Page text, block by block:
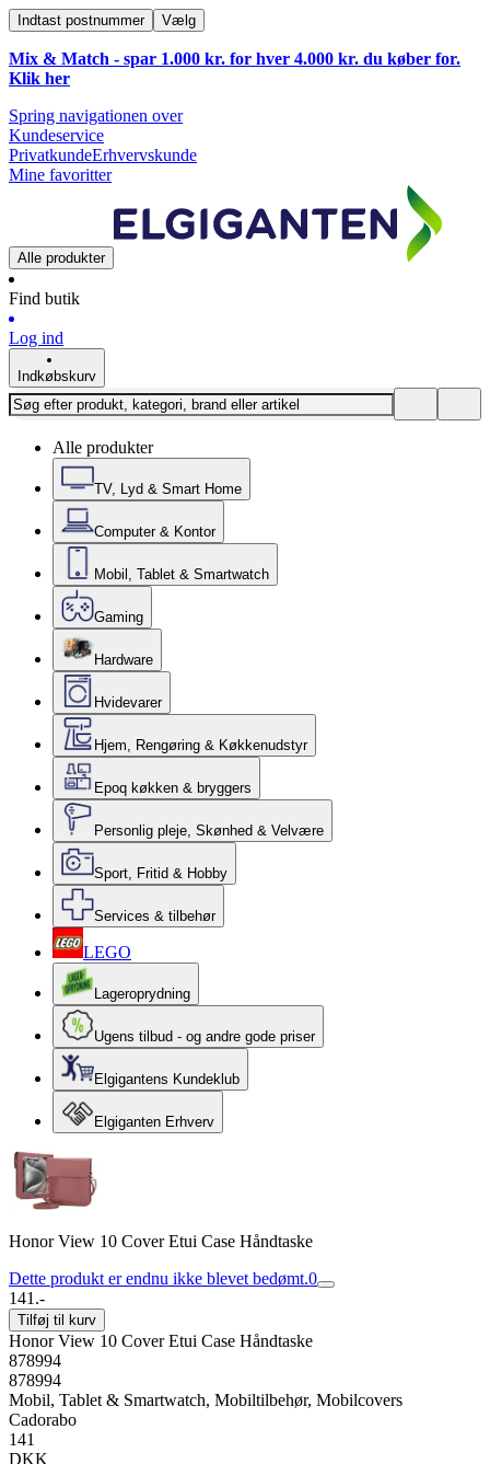
Indtast postnummer Vælg
Mix & Match - spar 1.000 kr. for hver 4.000 kr. du køber for.
Klik her
Spring navigationen over
Kundeservice
PrivatkundeErhvervskunde
Mine favoritter
Alle produkter
Find butik
Log ind
Indkøbskurv
Alle produkter
TV, Lyd & Smart Home
Computer & Kontor
Mobil, Tablet & Smartwatch
Gaming
Hardware
Hvidevarer
Hjem, Rengøring & Køkkenudstyr
Epoq køkken & bryggers
Personlig pleje, Skønhed & Velvære
Sport, Fritid & Hobby
Services & tilbehør
LEGO
Lageroprydning
Ugens tilbud - og andre gode priser
Elgigantens Kundeklub
Elgiganten Erhverv
Honor View 10 Cover Etui Case Håndtaske
Dette produkt er endnu ikke blevet bedømt.0
141.-
Tilføj til kurv
Honor View 10 Cover Etui Case Håndtaske
878994
878994
Mobil, Tablet & Smartwatch, Mobiltilbehør, Mobilcovers
Cadorabo
141
DKK